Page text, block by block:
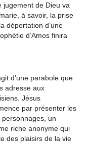
jugement de Dieu va
à savoir, la prise
déportation d’une
d’Amos finira
d’une parabole que
adresse aux
Jésus
par présenter les
personnages, un
riche anonyme qui
des plaisirs de la vie